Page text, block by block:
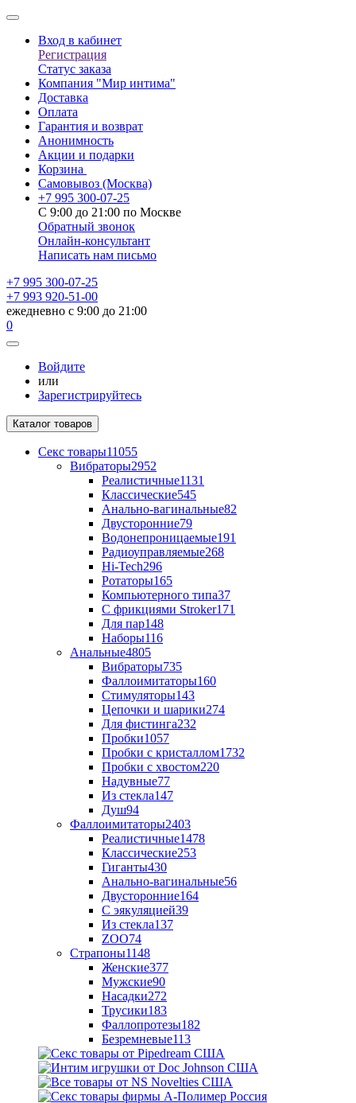
Вход в кабинет
Регистрация
Статус заказа
Компания "Мир интима"
Доставка
Оплата
Гарантия и возврат
Анонимность
Акции и подарки
Корзина
Самовывоз (Москва)
+7 995 300-07-25
С 9:00 до 21:00 по Москве
Обратный звонок
Онлайн-консультант
Написать нам письмо
+7 995 300-07-25
+7 993 920-51-00
ежедневно с 9:00 до 21:00
0
Войдите
или
Зарегистрируйтесь
Каталог товаров
Секс товары11055
Вибраторы2952
Реалистичные1131
Классические545
Анально-вагинальные82
Двусторонние79
Водонепроницаемые191
Радиоуправляемые268
Hi-Tech296
Ротаторы165
Компьютерного типа37
С фрикциями Stroker171
Для пар148
Наборы116
Анальные4805
Вибраторы735
Фаллоимитаторы160
Стимуляторы143
Цепочки и шарики274
Для фистинга232
Пробки1057
Пробки с кристаллом1732
Пробки с хвостом220
Надувные77
Из стекла147
Душ94
Фаллоимитаторы2403
Реалистичные1478
Классические253
Гиганты430
Анально-вагинальные56
Двусторонние164
С эякуляцией39
Из стекла137
ZOO74
Страпоны1148
Женские377
Мужские90
Насадки272
Трусики183
Фаллопротезы182
Безремневые113